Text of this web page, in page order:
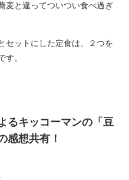
麦と違ってついつい食べ過ぎ
セットにした定食は、２つを
す。
るキッコーマンの「豆
想共有！